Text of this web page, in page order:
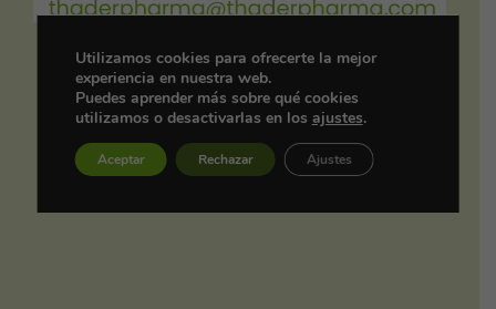
Utilizamos cookies para ofrecerte la mejor
experiencia en nuestra web.
Puedes aprender más sobre qué cookies
utilizamos o desactivarlas en los ajustes.
Aceptar Rechazar Ajustes